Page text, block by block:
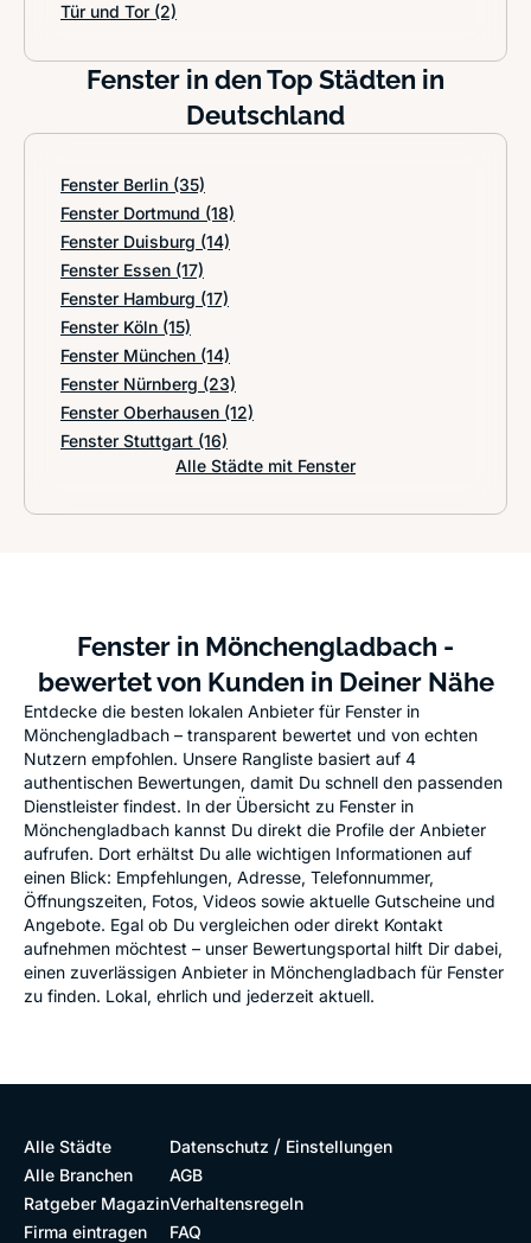
Tür und Tor (2)
Fenster in den Top Städten in
Deutschland
Fenster Berlin (35)
Fenster Dortmund (18)
Fenster Duisburg (14)
Fenster Essen (17)
Fenster Hamburg (17)
Fenster Köln (15)
Fenster München (14)
Fenster Nürnberg (23)
Fenster Oberhausen (12)
Fenster Stuttgart (16)
Alle Städte mit Fenster
Fenster in Mönchengladbach -
bewertet von Kunden in Deiner Nähe
Entdecke die besten lokalen Anbieter für Fenster in
Mönchengladbach – transparent bewertet und von echten
Nutzern empfohlen. Unsere Rangliste basiert auf 4
authentischen Bewertungen, damit Du schnell den passenden
Dienstleister findest. In der Übersicht zu Fenster in
Mönchengladbach kannst Du direkt die Profile der Anbieter
aufrufen. Dort erhältst Du alle wichtigen Informationen auf
einen Blick: Empfehlungen, Adresse, Telefonnummer,
Öffnungszeiten, Fotos, Videos sowie aktuelle Gutscheine und
Angebote. Egal ob Du vergleichen oder direkt Kontakt
aufnehmen möchtest – unser Bewertungsportal hilft Dir dabei,
einen zuverlässigen Anbieter in Mönchengladbach für Fenster
zu finden. Lokal, ehrlich und jederzeit aktuell.
Alle Städte
Alle Branchen
Ratgeber Magazin
Firma eintragen
Datenschutz / Einstellungen
AGB
Verhaltensregeln
FAQ